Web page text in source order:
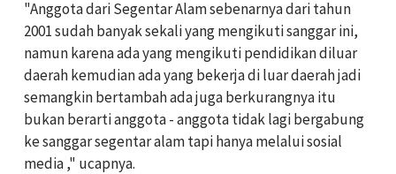
"Anggota dari Segentar Alam sebenarnya dari tahun
2001 sudah banyak sekali yang mengikuti sanggar ini,
namun karena ada yang mengikuti pendidikan diluar
daerah kemudian ada yang bekerja di luar daerah jadi
semangkin bertambah ada juga berkurangnya itu
bukan berarti anggota - anggota tidak lagi bergabung
ke sanggar segentar alam tapi hanya melalui sosial
media ," ucapnya.